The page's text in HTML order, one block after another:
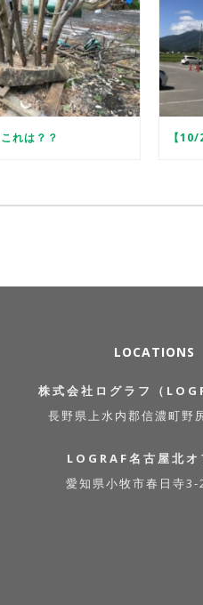
これは？？
LOCATIONS
株式会社ログラフ（
長野県上水内郡信濃町野
LOGRAF名古屋北オ
愛知県小牧市春日寺3-